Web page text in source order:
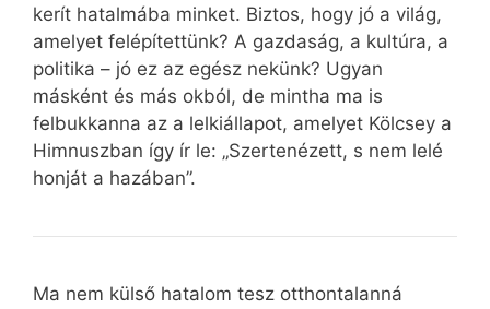
kerít hatalmába minket. Biztos, hogy jó a világ,
amelyet felépítettünk? A gazdaság, a kultúra, a
politika – jó ez az egész nekünk? Ugyan
másként és más okból, de mintha ma is
felbukkanna az a lelkiállapot, amelyet Kölcsey a
Himnuszban így ír le: „Szertenézett, s nem lelé
honját a hazában”.
Ma nem külső hatalom tesz otthontalanná